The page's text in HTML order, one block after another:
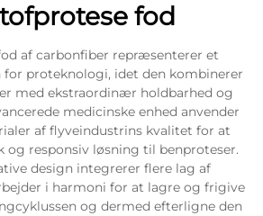
fod
af carbonfiber repræsenterer et
proteknologi, idet den kombinerer
med ekstraordinær holdbarhed og
medicinske enhed anvender
af flyveindustrins kvalitet for at
og responsiv løsning til benproteser.
design integrerer flere lag af
i harmoni for at lagre og frigive
og dermed efterligne den